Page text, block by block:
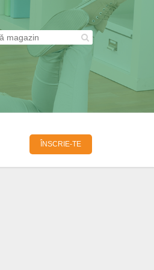
ÎNSCRIE-TE